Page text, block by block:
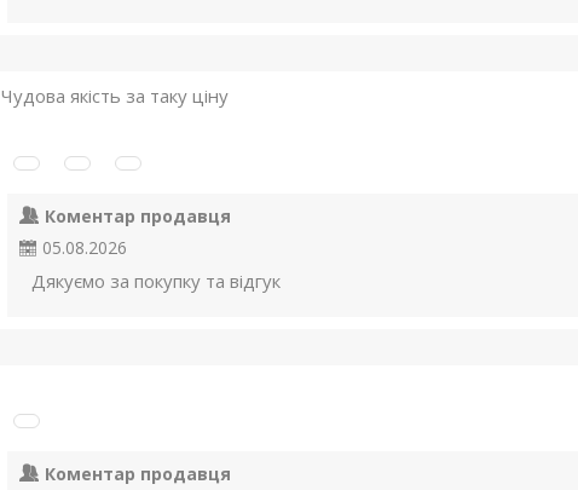
Чудова якість за таку ціну
Коментар продавця
05.08.2026
Дякуємо за покупку та відгук
Коментар продавця